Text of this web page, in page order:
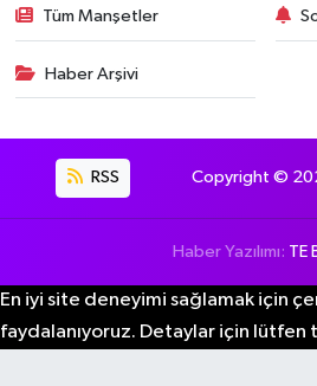
Tüm Manşetler
Haber Arşivi
RSS Copyright ©
Haber Yazılımı: TE
En iyi site deneyimi sağlamak için
faydalanıyoruz. Detaylar için lütfen